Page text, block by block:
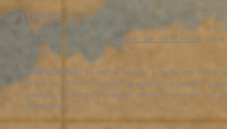
EXPERIENCIA: Durante los últimos 12 años,
conseguido una elevada tasa de éxitos,
convertirnos en un centro de referencia
opositores.
COMPROMISO: Nuestra ilusión y nuestro
centra en ofrecer la mejor preparación posible
nuestros alumnos consigan obtener una de las
convocadas.